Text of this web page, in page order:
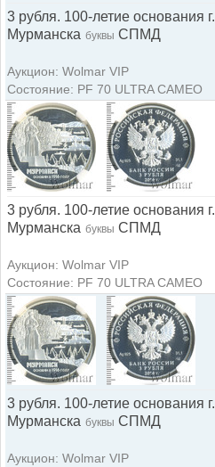
3 рубля. 100-летие основания г.
Мурманска буквы СПМД
Аукцион: Wolmar VIP
Состояние: PF 70 ULTRA CAMEO
3 рубля. 100-летие основания г.
Мурманска буквы СПМД
Аукцион: Wolmar VIP
Состояние: PF 70 ULTRA CAMEO
3 рубля. 100-летие основания г.
Мурманска буквы СПМД
Аукцион: Wolmar VIP